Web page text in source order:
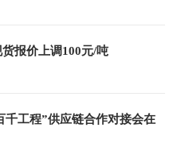
报价上调100元/吨
千工程”供应链合作对接会在